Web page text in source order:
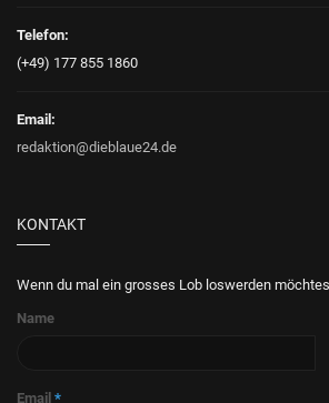
Telefon:
(+49) 177 855 1860
Email:
redaktion@dieblaue24.de
KONTAKT
Wenn du mal ein grosses Lob loswerden
Name
Email *